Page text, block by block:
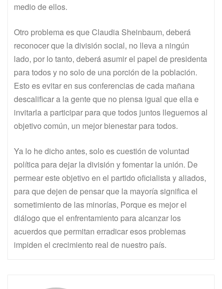
medio de ellos.
Otro problema es que Claudia Sheinbaum, deberá
reconocer que la división social, no lleva a ningún
lado, por lo tanto, deberá asumir el papel de presidenta
para todos y no solo de una porción de la población.
Esto es evitar en sus conferencias de cada mañana
descalificar a la gente que no piensa igual que ella e
invitarla a participar para que todos juntos lleguemos al
objetivo común, un mejor bienestar para todos.
Ya lo he dicho antes, solo es cuestión de voluntad
política para dejar la división y fomentar la unión. De
permear este objetivo en el partido oficialista y aliados,
para que dejen de pensar que la mayoría significa el
sometimiento de las minorías, Porque es mejor el
diálogo que el enfrentamiento para alcanzar los
acuerdos que permitan erradicar esos problemas
impiden el crecimiento real de nuestro país.